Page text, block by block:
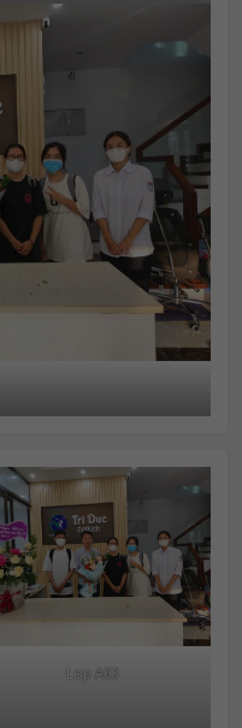
Lop A63